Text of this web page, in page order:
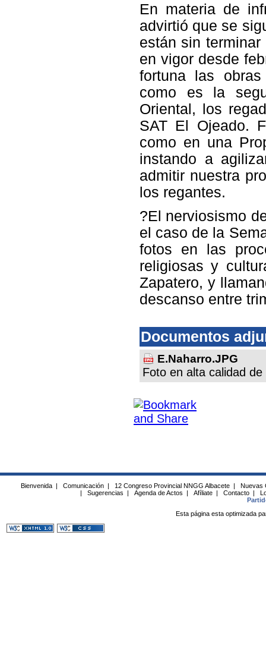
En materia de
advirtió que se
están sin
en vigor desde
fortuna las
como es la
Oriental, los
SAT El Ojeado.
como en una
instando a
admitir nuestra
los regantes.
?El nerviosismo
el caso de la
fotos en las
religiosas y
Zapatero, y
descanso entre
Documentos
E.Naharro.JPG
Foto en alta calidad
Bienvenida | Comunicación | 12 Congreso Provincial NNGG Albacete |
Nuevas
|
Sugerencias | Agenda de Actos | Afíliate | Contacto |
Esta página esta optimizada